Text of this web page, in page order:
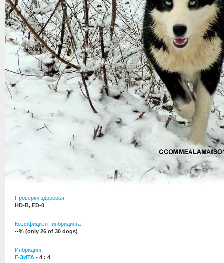
Проверки здоровья
HD-B, ED-0
Коэффициэнт инбридинга
--% (only 26 of 30 dogs)
Инбридинг
Г-ЗИТА - 4 : 4